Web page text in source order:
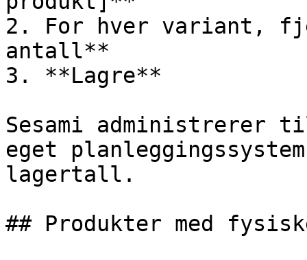
2. For hver variant,
antall**
3. **Lagre**
Sesami administrerer
eget
lagertall.
## Produkter med